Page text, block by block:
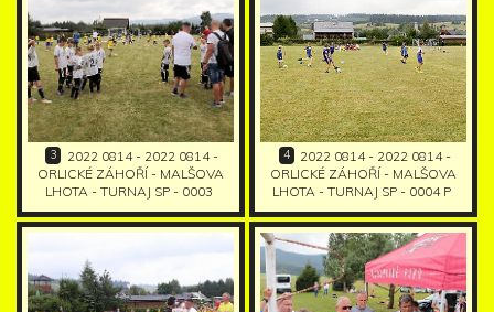
3
2022 0814 - 2022 0814 -
ORLICKÉ ZÁHOŘÍ - MALŠOVA
LHOTA - TURNAJ SP - 0003
4
2022 0814 - 2022 0814 -
ORLICKÉ ZÁHOŘÍ - MALŠOVA
LHOTA - TURNAJ SP - 0004 P